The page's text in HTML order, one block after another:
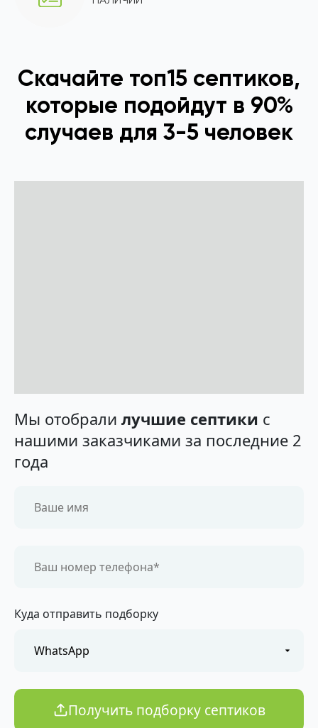
Скачайте топ15 септиков,
которые подойдут в 90%
случаев для 3-5 человек
Мы отобрали лучшие септики с
нашими заказчиками за последние 2
года
Куда отправить подборку
Получить подборку септиков